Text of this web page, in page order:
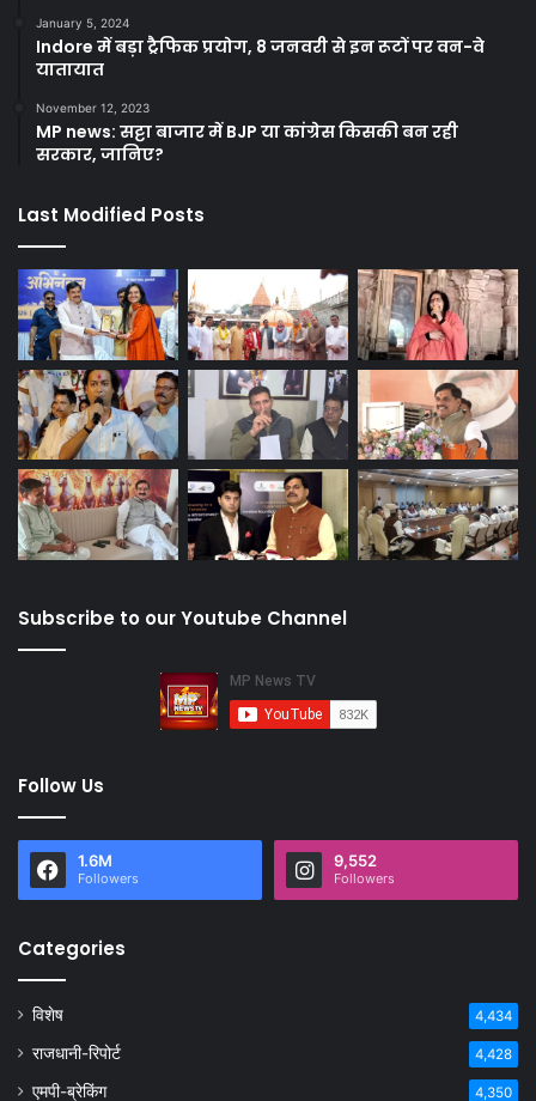
January 5, 2024
Indore में बड़ा ट्रैफिक प्रयोग, 8 जनवरी से इन रूटों पर वन-वे
यातायात
November 12, 2023
MP news: सट्टा बाजार में BJP या कांग्रेस किसकी बन रही
सरकार, जानिए?
Last Modified Posts
Subscribe to our Youtube Channel
Follow Us
1.6M
Followers
9,552
Followers
Categories
विशेष 4,434
राजधानी-रिपोर्ट 4,428
एमपी-ब्रेकिंग 4,350